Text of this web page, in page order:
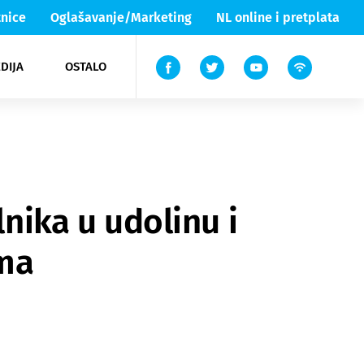
Oglašavanje/Marketing NL online i pretplata
OSTALO
Lika & Senj
TV
u udolinu i